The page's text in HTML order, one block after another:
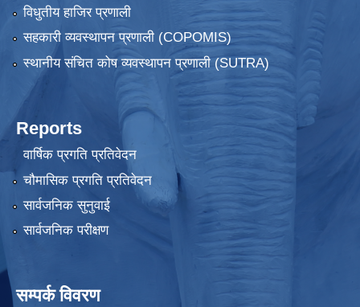
विधुतीय हाजिर प्रणाली
सहकारी व्यवस्थापन प्रणाली (COPOMIS)
स्थानीय संचित कोष व्यवस्थापन प्रणाली (SUTRA)
Reports
वार्षिक प्रगति प्रतिवेदन
चौमासिक प्रगति प्रतिवेदन
सार्वजनिक सुनुवाई
सार्वजनिक परीक्षण
सम्पर्क विवरण